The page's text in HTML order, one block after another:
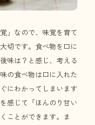
」なので、味覚を育て
切です。食べ物を口に
味は？と感じ、考える
の食べ物は口に入れた
にわかってしまいます
感じて「ほんのり甘い
ことができます。ま